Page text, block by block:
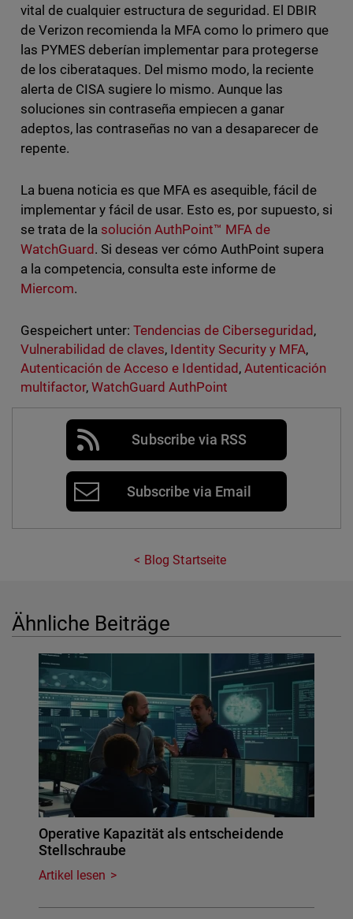
vital de cualquier estructura de seguridad. El DBIR
de Verizon recomienda la MFA como lo primero que
las PYMES deberían implementar para protegerse
de los ciberataques. Del mismo modo, la reciente
alerta de CISA sugiere lo mismo. Aunque las
soluciones sin contraseña empiecen a ganar
adeptos, las contraseñas no van a desaparecer de
repente.
La buena noticia es que MFA es asequible, fácil de
implementar y fácil de usar. Esto es, por supuesto, si
se trata de la solución AuthPoint™ MFA de
WatchGuard . Si deseas ver cómo AuthPoint supera
a la competencia, consulta este informe de
Miercom.
Gespeichert unter: Tendencias de Ciberseguridad ,
Vulnerabilidad de claves, Identity Security y MFA,
Autenticación de Acceso e Identidad ,Autenticación
multifactor, WatchGuard AuthPoint
Subscribe via RSS
Subscribe via Email
Blog Startseite
Ähnliche Beiträge
Operative Kapazität als entscheidende
Stellschraube
Artikel lesen